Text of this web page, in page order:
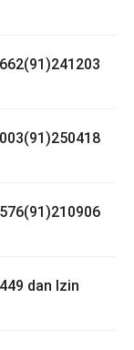
dan Izin